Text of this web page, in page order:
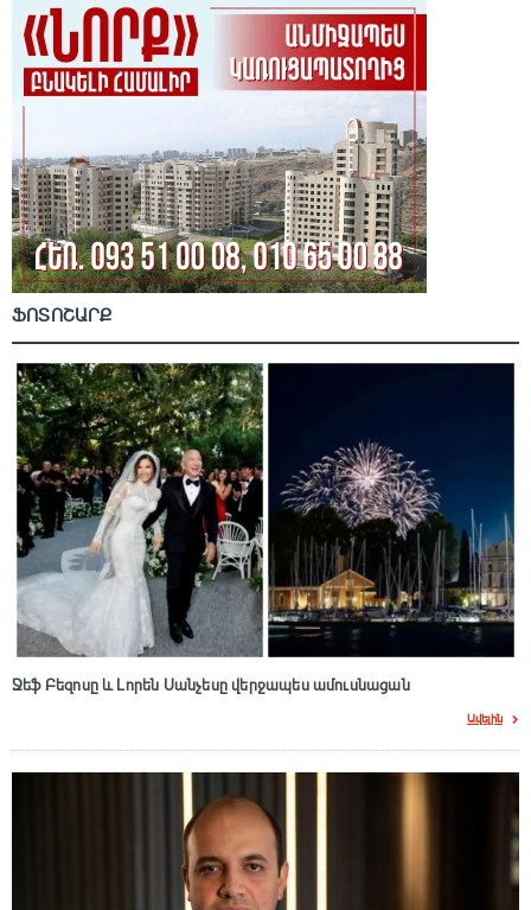
ՖՈՏՈՇԱՐՔ
Ջեֆ Բեզոսը և Լորեն Սանչեսը վերջապես ամուսնացան
Ավելին